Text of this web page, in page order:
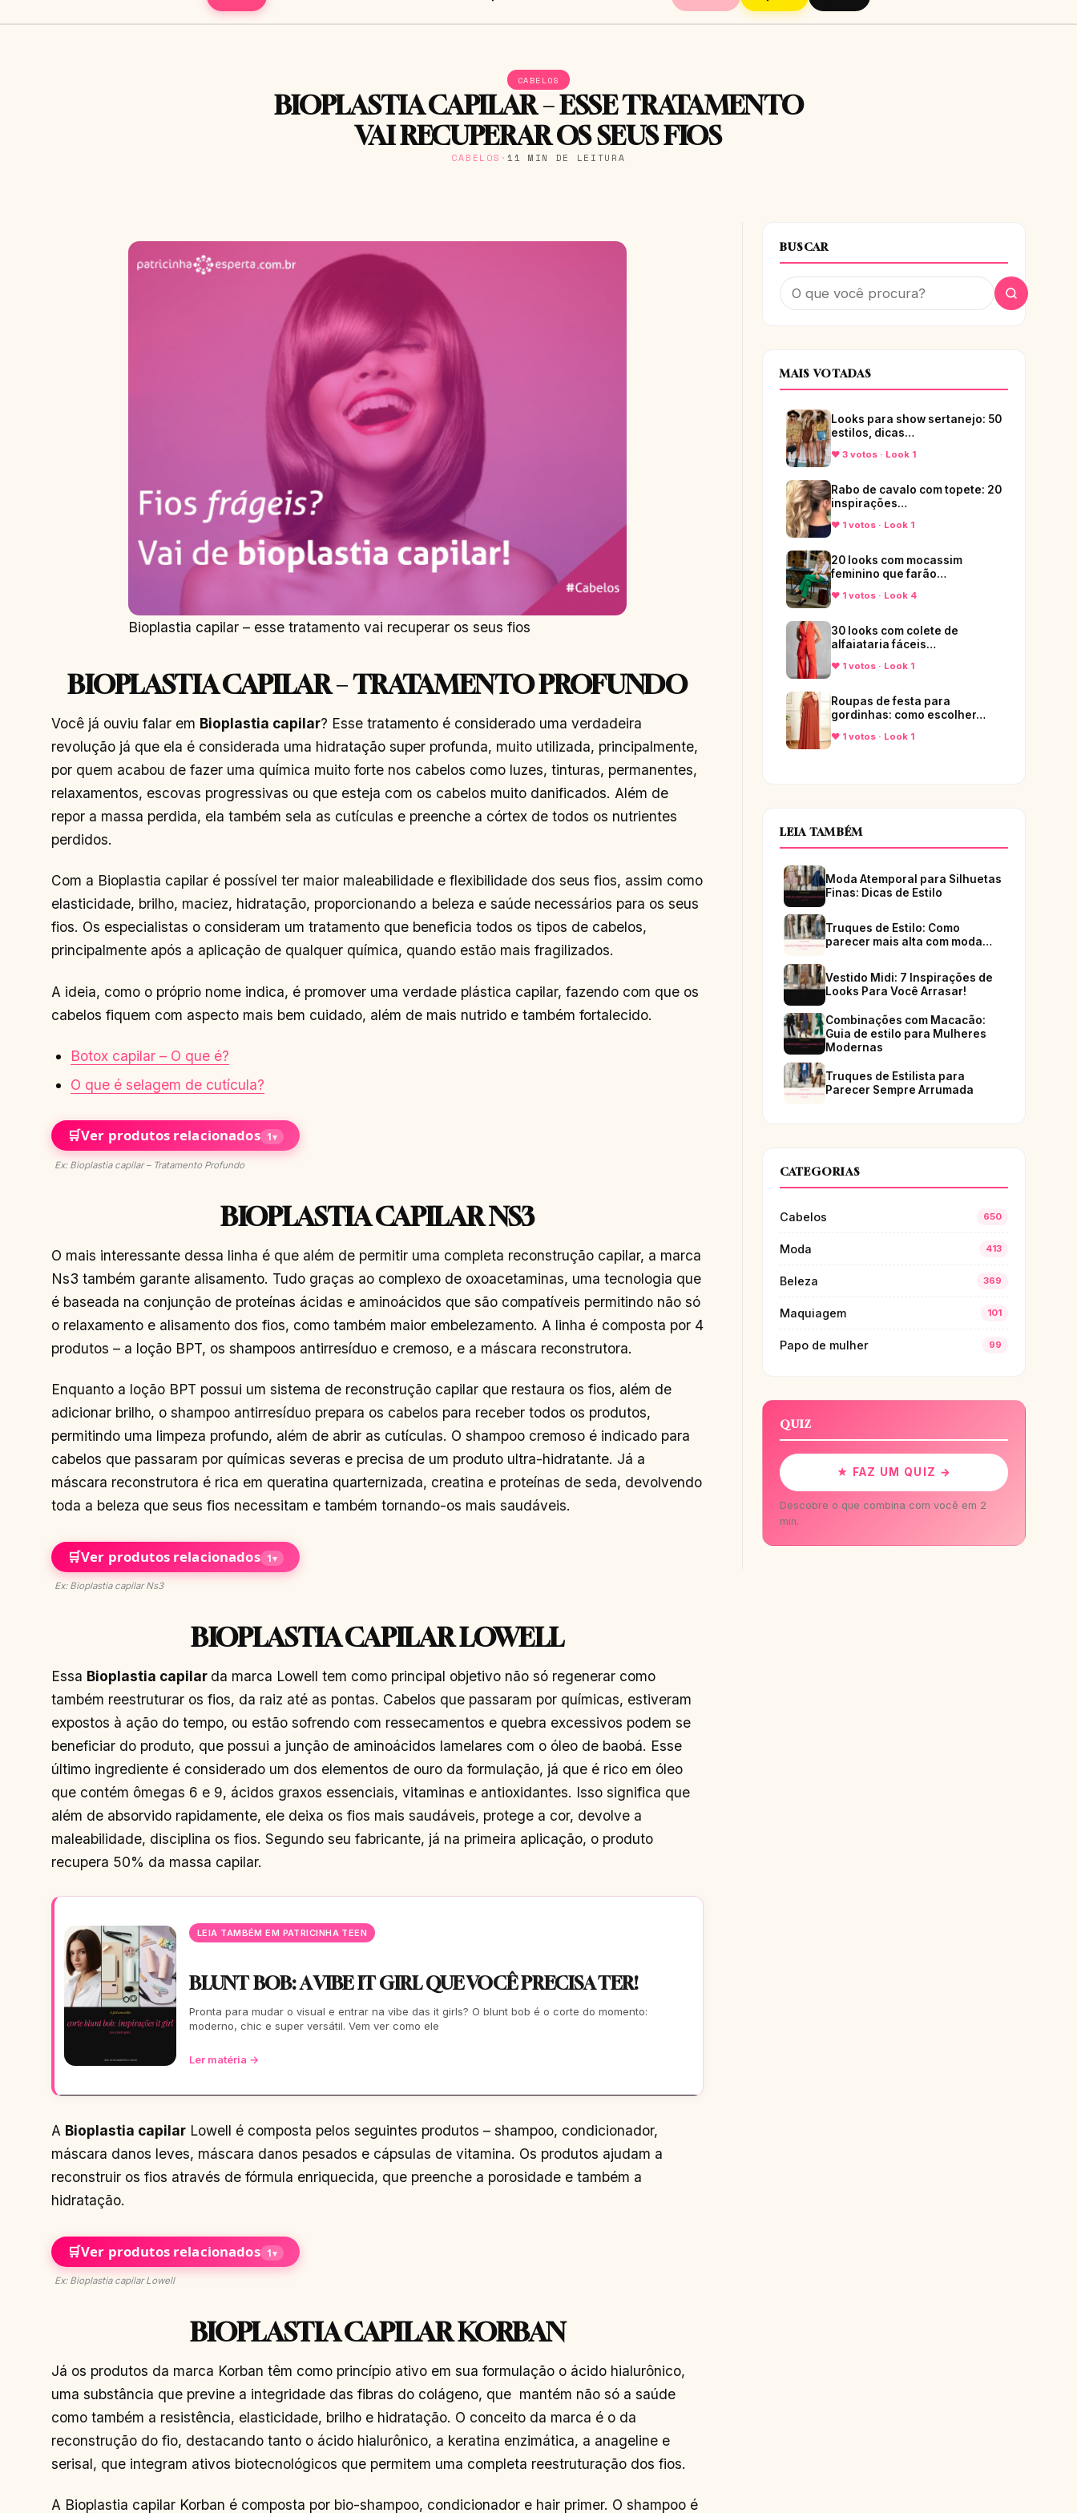
CABELOS
BIOPLASTIA CAPILAR – ESSE TRATAMENTO
VAI RECUPERAR OS SEUS FIOS
CABELOS · 11 MIN DE LEITURA
Bioplastia capilar – esse tratamento vai recuperar os seus fios
BIOPLASTIA CAPILAR – TRATAMENTO PROFUNDO
Você já ouviu falar em Bioplastia capilar? Esse tratamento é considerado uma verdadeira
revolução já que ela é considerada uma hidratação super profunda, muito utilizada, principalmente,
por quem acabou de fazer uma química muito forte nos cabelos como luzes, tinturas, permanentes,
relaxamentos, escovas progressivas ou que esteja com os cabelos muito danificados. Além de
repor a massa perdida, ela também sela as cutículas e preenche a córtex de todos os nutrientes
perdidos.
Com a Bioplastia capilar é possível ter maior maleabilidade e flexibilidade dos seus fios, assim como
elasticidade, brilho, maciez, hidratação, proporcionando a beleza e saúde necessários para os seus
fios. Os especialistas o consideram um tratamento que beneficia todos os tipos de cabelos,
principalmente após a aplicação de qualquer química, quando estão mais fragilizados.
A ideia, como o próprio nome indica, é promover uma verdade plástica capilar, fazendo com que os
cabelos fiquem com aspecto mais bem cuidado, além de mais nutrido e também fortalecido.
Botox capilar – O que é?
O que é selagem de cutícula?
🛒Ver produtos relacionados 1▾
Ex: Bioplastia capilar – Tratamento Profundo
BIOPLASTIA CAPILAR NS3
O mais interessante dessa linha é que além de permitir uma completa reconstrução capilar, a marca
Ns3 também garante alisamento. Tudo graças ao complexo de oxoacetaminas, uma tecnologia que
é baseada na conjunção de proteínas ácidas e aminoácidos que são compatíveis permitindo não só
o relaxamento e alisamento dos fios, como também maior embelezamento. A linha é composta por 4
produtos – a loção BPT, os shampoos antirresíduo e cremoso, e a máscara reconstrutora.
Enquanto a loção BPT possui um sistema de reconstrução capilar que restaura os fios, além de
adicionar brilho, o shampoo antirresíduo prepara os cabelos para receber todos os produtos,
permitindo uma limpeza profundo, além de abrir as cutículas. O shampoo cremoso é indicado para
cabelos que passaram por químicas severas e precisa de um produto ultra-hidratante. Já a
máscara reconstrutora é rica em queratina quarternizada, creatina e proteínas de seda, devolvendo
toda a beleza que seus fios necessitam e também tornando-os mais saudáveis.
🛒Ver produtos relacionados 1▾
Ex: Bioplastia capilar Ns3
BIOPLASTIA CAPILAR LOWELL
Essa Bioplastia capilar da marca Lowell tem como principal objetivo não só regenerar como
também reestruturar os fios, da raiz até as pontas. Cabelos que passaram por químicas, estiveram
expostos à ação do tempo, ou estão sofrendo com ressecamentos e quebra excessivos podem se
beneficiar do produto, que possui a junção de aminoácidos lamelares com o óleo de baobá. Esse
último ingrediente é considerado um dos elementos de ouro da formulação, já que é rico em óleo
que contém ômegas 6 e 9, ácidos graxos essenciais, vitaminas e antioxidantes. Isso significa que
além de absorvido rapidamente, ele deixa os fios mais saudáveis, protege a cor, devolve a
maleabilidade, disciplina os fios. Segundo seu fabricante, já na primeira aplicação, o produto
recupera 50% da massa capilar.
LEIA TAMBÉM EM PATRICINHA TEEN
BLUNT BOB: A VIBE IT GIRL QUE VOCÊ PRECISA TER!
Pronta para mudar o visual e entrar na vibe das it girls? O blunt bob é o corte do momento:
moderno, chic e super versátil. Vem ver como ele
Ler matéria →
A Bioplastia capilar Lowell é composta pelos seguintes produtos – shampoo, condicionador,
máscara danos leves, máscara danos pesados e cápsulas de vitamina. Os produtos ajudam a
reconstruir os fios através de fórmula enriquecida, que preenche a porosidade e também a
hidratação.
🛒Ver produtos relacionados 1▾
Ex: Bioplastia capilar Lowell
BIOPLASTIA CAPILAR KORBAN
Já os produtos da marca Korban têm como princípio ativo em sua formulação o ácido hialurônico,
uma substância que previne a integridade das fibras do colágeno, que mantém não só a saúde
como também a resistência, elasticidade, brilho e hidratação. O conceito da marca é o da
reconstrução do fio, destacando tanto o ácido hialurônico, a keratina enzimática, a anageline e
serisal, que integram ativos biotecnológicos que permitem uma completa reestruturação dos fios.
A Bioplastia capilar Korban é composta por bio-shampoo, condicionador e hair primer. O shampoo é
BUSCAR
MAIS VOTADAS
Looks para show sertanejo: 50
estilos, dicas…
♥ 3 votos · Look 1
Rabo de cavalo com topete: 20
inspirações…
♥ 1 votos · Look 1
20 looks com mocassim
feminino que farão…
♥ 1 votos · Look 4
30 looks com colete de
alfaiataria fáceis…
♥ 1 votos · Look 1
Roupas de festa para
gordinhas: como escolher…
♥ 1 votos · Look 1
LEIA TAMBÉM
Moda Atemporal para Silhuetas
Finas: Dicas de Estilo
Truques de Estilo: Como
parecer mais alta com moda…
Vestido Midi: 7 Inspirações de
Looks Para Você Arrasar!
Combinações com Macacão:
Guia de estilo para Mulheres
Modernas
Truques de Estilista para
Parecer Sempre Arrumada
CATEGORIAS
Cabelos 650
Moda 413
Beleza 369
Maquiagem 101
Papo de mulher 99
QUIZ
★ FAZ UM QUIZ →
Descobre o que combina com você em 2
min.